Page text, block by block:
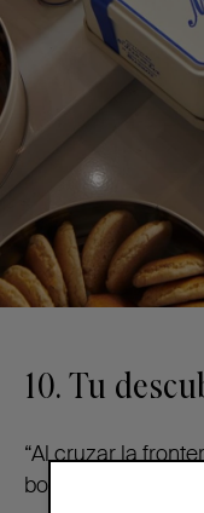
10. Tu
“Al cruzar la
bonitas pero la